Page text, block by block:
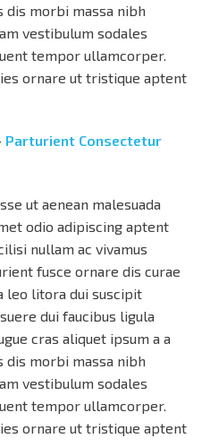
morbi massa nibh
vestibulum sodales
tempor ullamcorper.
ornare ut tristique aptent
Parturient Consectetur
ut aenean malesuada
odio adipiscing aptent
nullam ac vivamus
fusce ornare dis curae
leo litora dui suscipit
dui faucibus ligula
cras aliquet ipsum a a
morbi massa nibh
vestibulum sodales
tempor ullamcorper.
ornare ut tristique aptent